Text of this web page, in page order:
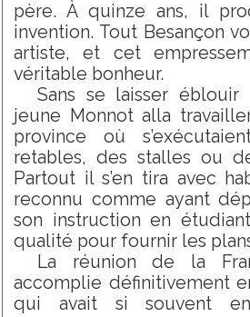
père. À quinze ans, il
invention. Tout Besançon
artiste, et cet
véritable bonheur.
Sans se laisser
jeune Monnot alla
province où
retables, des stalles ou
Partout il s’en tira avec
reconnu comme ayant
son instruction en
qualité pour fournir les
La réunion de la
accomplie définitivement
qui avait si souvent